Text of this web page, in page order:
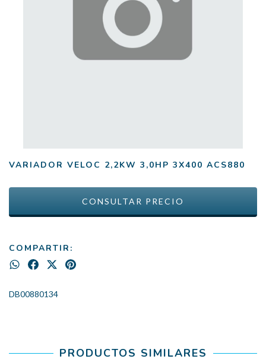
VARIADOR VELOC 2,2KW 3,0HP 3X400 ACS880
COMPARTIR:
DB00880134
PRODUCTOS SIMILARES